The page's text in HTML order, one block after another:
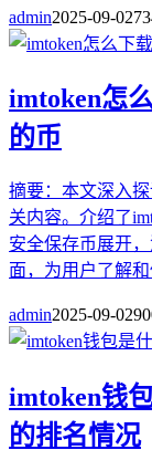
admin2025-09-02
imtoken怎
的币
摘要：本文深入
关内容。介绍了
安全保存币展开
面，为用户了解
admin2025-09-02
imtoken钱
的排名情况